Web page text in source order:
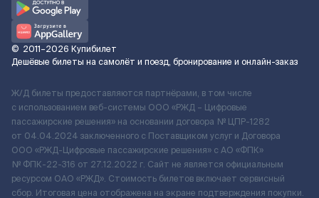
© 2011–2026 Купибилет
Дешёвые билеты на самолёт и поезд, бронирование и онлайн-заказ
Ж/Д билеты предоставляются партнёрами, в том числе
с использованием веб-системы ООО «РЖД – Цифровые
пассажирские решения» на основании договора № ЦПР-1282
от 04.04.2024 заключенного с Поставщиком услуг и Договора
ООО «РЖД-Цифровые пассажирские решения» c АО «ФПК»
№ ФПК-22-316 от 27.12.2022 г. Сайт не является официальным
ресурсом ОАО «РЖД». Стоимость билетов включает сервисный
сбор. Итоговая цена отображена на экране подтверждения покупки.